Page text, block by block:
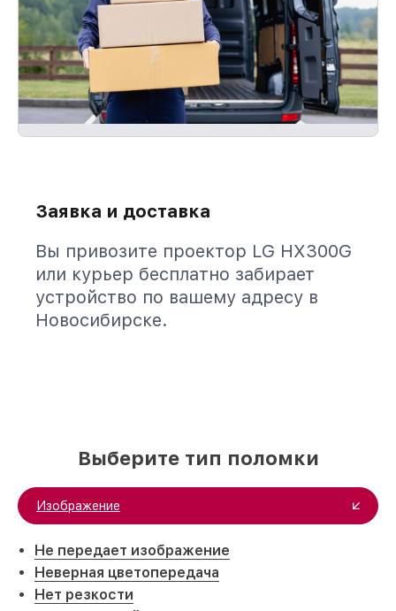
Заявка и доставка
Вы привозите проектор LG HX300G
или курьер бесплатно забирает
устройство по вашему адресу в
Новосибирске.
Выберите тип поломки
Изображение
Не передает изображение
Неверная цветопередача
Нет резкости